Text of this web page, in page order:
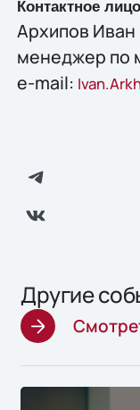
Контактное
Архипов Иван
менеджер по
e-mail:
Другие